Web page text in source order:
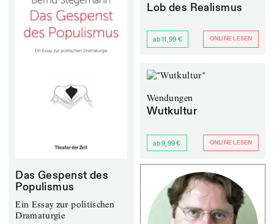
Das Gespenst des
Populismus
Ein Essay zur politischen
Dramaturgie
Lob des Realismus
ab 11,99 € ONLINE LESEN
Wendungen
Wutkultur
ab 9,99 € ONLINE LESEN